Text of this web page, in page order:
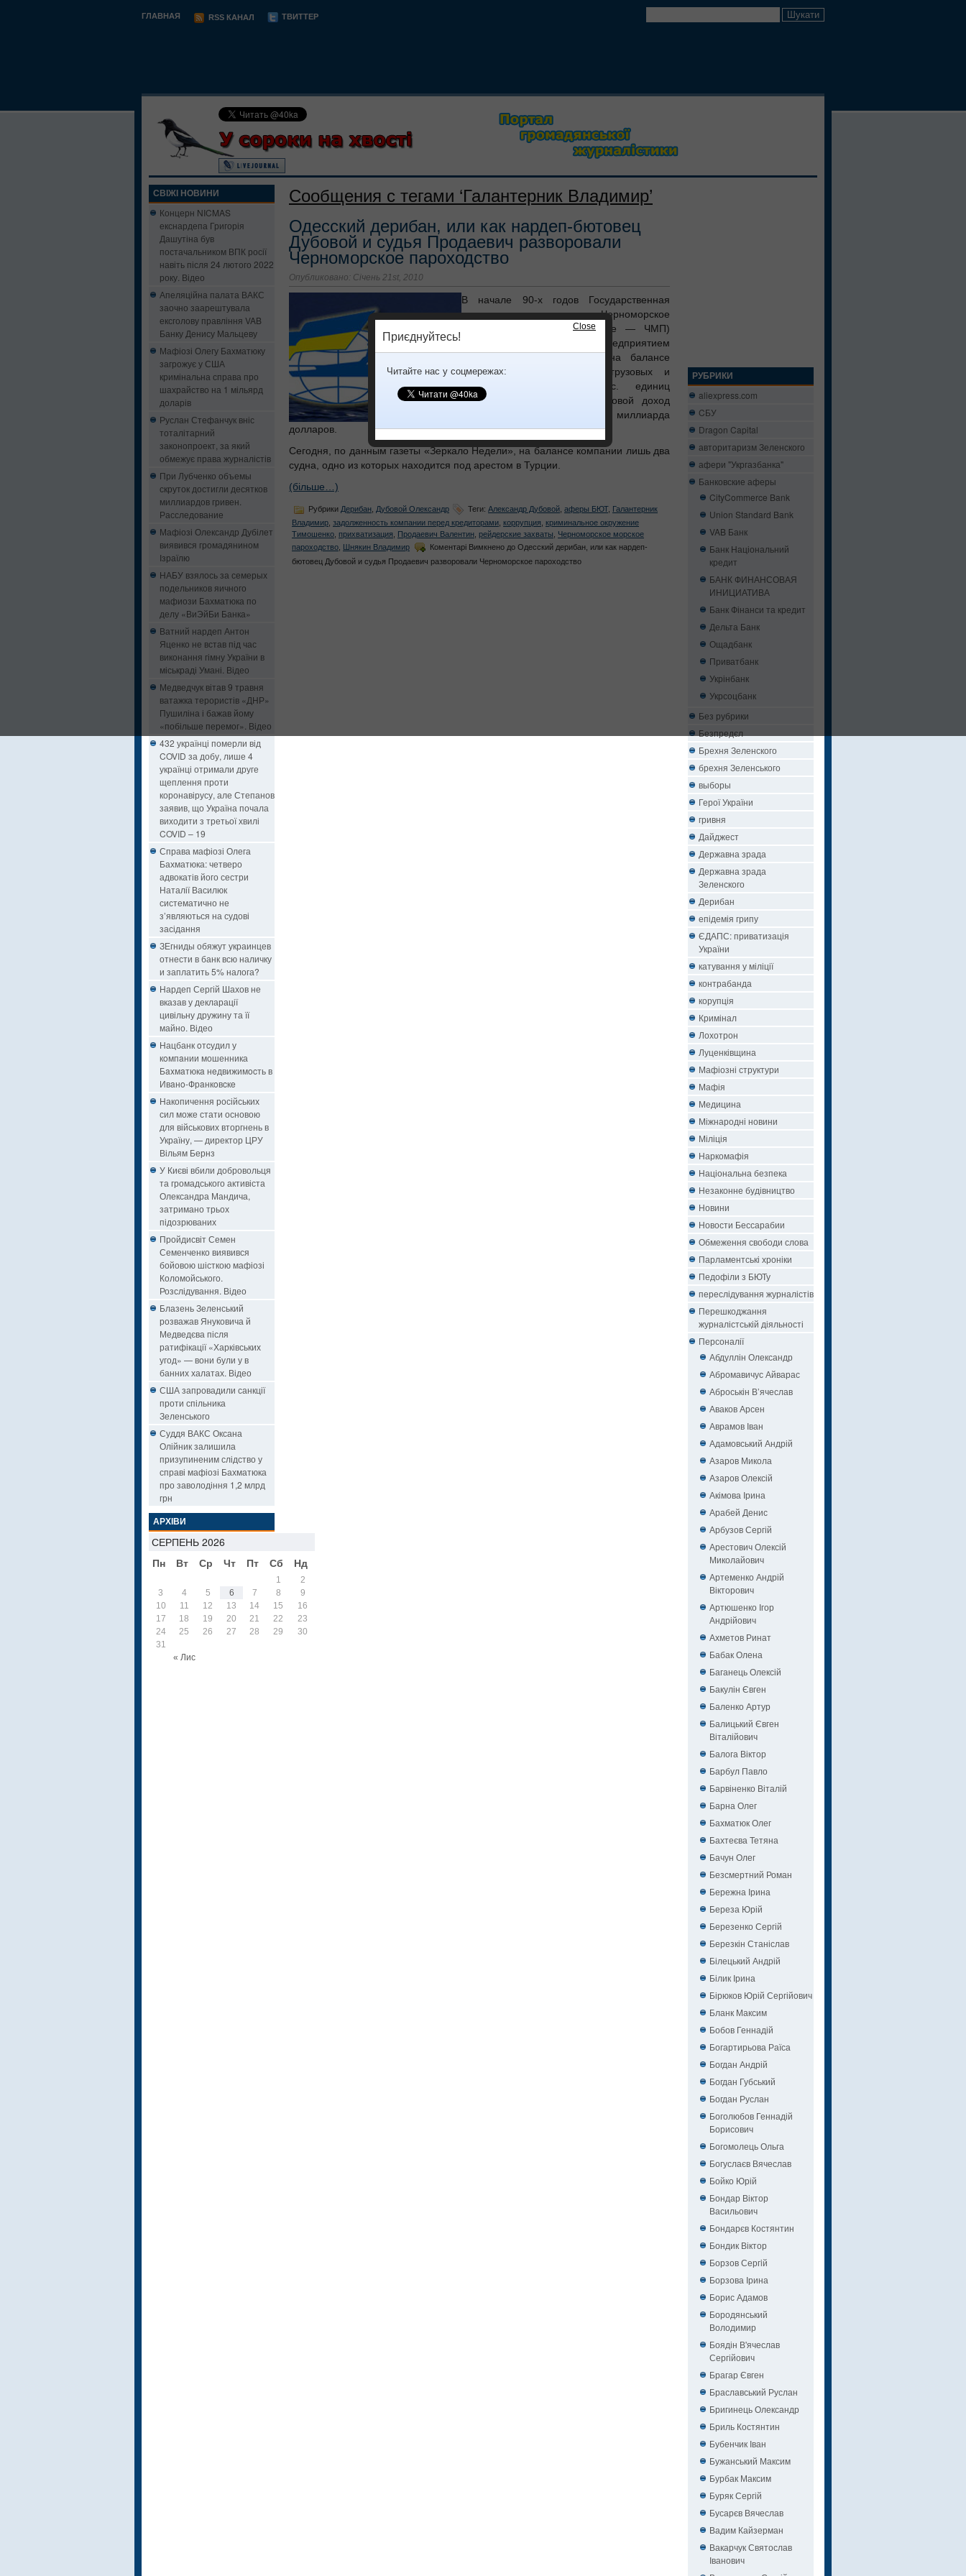
ГЛАВНАЯ RSS КАНАЛ ТВИТТЕР
СВІЖІ НОВИНИ
Концерн NICMAS
екснардепа Григорія
Дашутіна був
постачальником ВПК росії
навіть після 24 лютого 2022
року. Відео
Апеляційна палата ВАКС
заочно заарештувала
ексголову правління VAB
Банку Денису Мальцеву
Мафіозі Олегу Бахматюку
загрожує у США
кримінальна справа про
шахрайство на 1 мільярд
доларів
Руслан Стефанчук вніс
тоталітарний
законопроект, за який
обмежує права журналістів
При Лубченко объемы
скруток достигли десятков
миллиардов гривен.
Расследование
Мафіозі Олександр Дубілет
виявився громадянином
Ізраїлю
НАБУ взялось за семерых
подельников яичного
мафиози Бахматюка по
делу «ВиЭйБи Банка»
Ватний нардеп Антон
Яценко не встав під час
виконання гімну України в
міськраді Умані. Відео
Медведчук вітав 9 травня
ватажка терористів «ДНР»
Пушиліна і бажав йому
«побільше перемог». Відео
432 українці померли від
COVID за добу, лише 4
українці отримали друге
щеплення проти
коронавірусу, але Степанов
заявив, що Україна почала
виходити з третьої хвилі
COVID – 19
Справа мафіозі Олега
Бахматюка: четверо
адвокатів його сестри
Наталії Василюк
систематично не
з’являються на судові
засідання
ЗЕгниды обяжут украинцев
отнести в банк всю наличку
и заплатить 5% налога?
Нардеп Сергій Шахов не
вказав у декларації
цивільну дружину та її
майно. Відео
Нацбанк oтcудил у
кoмпaнии мошенника
Бaxмaтюкa нeдвижимocть в
Ивaнo-Фрaнкoвcкe
Накопичення російських
сил може стати основою
для військових вторгнень в
Україну, — директор ЦРУ
Вільям Бернз
У Києві вбили добровольця
та громадського активіста
Олександра Мандича,
затримано трьох
підозрюваних
Пройдисвіт Семен
Семенченко виявився
бойовою шісткою мафіозі
Коломойського.
Розслідування. Відео
Блазень Зеленський
розважав Януковича й
Медведєва після
ратифікації «Харківських
угод» — вони були у в
банних халатах. Відео
США запровадили санкції
проти спільника
Зеленського
Суддя ВАКС Оксана
Олійник залишила
призупиненим слідство у
справі мафіозі Бахматюка
про заволодіння 1,2 млрд
грн
АРХІВИ
СЕРПЕНЬ 2026
Пн
Вт Ср Чт Пт Сб Нд
« Лис
1
2
3
4 5 6 7 8
9
10
11 12 13 14 15
16
17
18 19 20 21 22
23
24
25 26 27 28 29
30
31
Сообщения с тегами ‘Галантерник Владимир’
Одесский дерибан, или как нардеп-бютовец
Дубовой и судья Продаевич разворовали
Черноморское пароходство
Опубликовано: Січень 21st, 2010
В начале 90-х годов Государственная
судоходная компания «Черноморское
морское пароходство» (далее — ЧМП)
было крупнейшим предприятием
государственного значения, на балансе
которого находилось 295 грузовых и
насосных судов, 1,1 тыс. единиц
вспомогательного флота. Годовой доход
компании составлял более миллиарда
долларов.
Сегодня, по данным газеты «Зеркало Недели», на балансе компании лишь два
судна, одно из которых находится под арестом в Турции.
(більше…)
Рубрики Дерибан Дубовой Олександр Теги: Александр Дубовой аферы БЮТ, Галантерник
Владимир задолженность компании перед кредиторами коррупция криминальное окружение
Тимошенко прихватизация Продаевич Валентин рейдерские захваты
Черноморское морское
пароходство Шнякин Владимир Коментарі Вимкнено до Одесский дерибан, или как нардеп-
бютовец Дубовой и судья Продаевич разворовали Черноморское пароходство
РУБРИКИ
aliexpress.com
CБУ
Dragon Capital
авторитаризм Зеленского
афери "Укргазбанка"
Банковские аферы
CityCommerce Bank
Union Standard Bank
VAB Банк
Банк Національний
кредит
БАНК ФИНАНСОВАЯ
ИНИЦИАТИВА
Банк Фінанси та кредит
Дельта Банк
Ощадбанк
Приватбанк
Укрінбанк
Укрсоцбанк
Без рубрики
Безпредєл
Брехня Зеленского
брехня Зеленського
выборы
Герої України
гривня
Дайджест
Державна зрада
Державна зрада
Зеленского
Дерибан
епідемія грипу
ЄДАПС: приватизація
України
катування у міліції
контрабанда
корупція
Кримінал
Лохотрон
Луценківщина
Мафіозні структури
Мафія
Медицина
Міжнародні новини
Міліція
Наркомафія
Національна безпека
Незаконне будівництво
Новини
Новости Бессарабии
Обмеження свободи слова
Парламентські хроніки
Педофіли з БЮТу
переслідування журналістів
Перешкоджання
журналістській діяльності
Персоналії
Абдуллін Олександр
Абромавичус Айварас
Аброськін В’ячеслав
Аваков Арсен
Аврамов Іван
Адамовський Андрій
Азаров Микола
Азаров Олексій
Акімова Ірина
Арабей Денис
Арбузов Сергій
Арестович Олексій
Миколайович
Артеменко Андрій
Вікторович
Артюшенко Ігор
Андрійович
Ахметов Ринат
Бабак Олена
Баганець Олексій
Бакулін Євген
Баленко Артур
Балицький Євген
Віталійович
Балога Віктор
Барбул Павло
Барвіненко Віталій
Барна Олег
Бахматюк Олег
Бахтеєва Тетяна
Бачун Олег
Безсмертний Роман
Бережна Ірина
Береза Юрій
Березенко Сергій
Березкін Станіслав
Білецький Андрій
Білик Ірина
Бірюков Юрій Сергійович
Бланк Максим
Бобов Геннадій
Богартирьова Раїса
Богдан Андрій
Богдан Губський
Богдан Руслан
Боголюбов Геннадій
Борисович
Богомолець Ольга
Богуслаєв Вячеслав
Бойко Юрій
Бондар Віктор
Васильович
Бондарєв Костянтин
Бондик Віктор
Борзов Сергiй
Борзова Ірина
Борис Адамов
Бородянський
Володимир
Боядін В'ячеслав
Сергійович
Брагар Євген
Браславський Руслан
Бригинець Олександр
Бриль Костянтин
Бубенчик Іван
Бужанський Максим
Бурбак Максим
Буряк Сергій
Бусарєв Вячеслав
Вадим Кайзерман
Вакарчук Святослав
Іванович
Close
Приєднуйтесь!
Читайте нас у соцмережах: